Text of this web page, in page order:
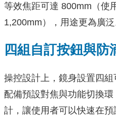
等效焦距可達 800mm（使
1,200mm），用途更為廣泛
四組自訂按鈕與防
操控設計上，鏡身設置四
配備預設對焦與功能切換
計，讓使用者可以快速在